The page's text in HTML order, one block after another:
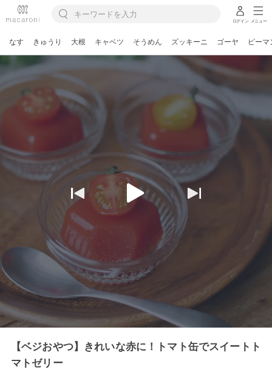
ログイン メニュー
なす きゅうり 大根 キャベツ そうめん ズッキーニ ゴーヤ ピーマ
【ベジおやつ】きれいな赤に！トマト缶でスイートト
マトゼリー